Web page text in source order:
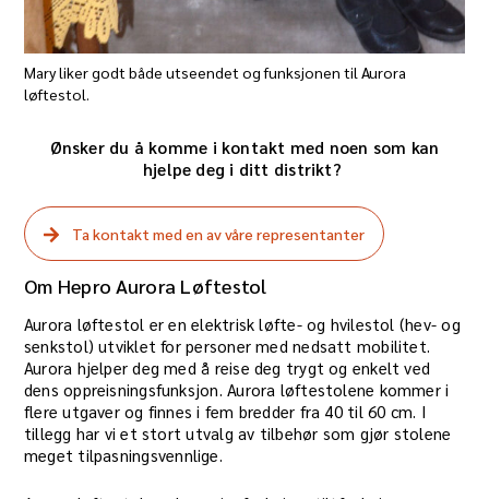
Mary liker godt både utseendet og funksjonen til Aurora
løftestol.
Ønsker du å komme i kontakt med noen som kan
hjelpe deg i ditt distrikt? ​​
Ta kontakt med en av våre representanter
Om Hepro Aurora Løftestol
Aurora løftestol er en elektrisk løfte- og hvilestol (hev- og
senkstol) utviklet for personer med nedsatt mobilitet.
Aurora hjelper deg med å reise deg trygt og enkelt ved
dens oppreisningsfunksjon. Aurora løftestolene kommer i
flere utgaver og finnes i fem bredder fra 40 til 60 cm. I
tillegg har vi et stort utvalg av tilbehør som gjør stolene
meget tilpasningsvennlige.